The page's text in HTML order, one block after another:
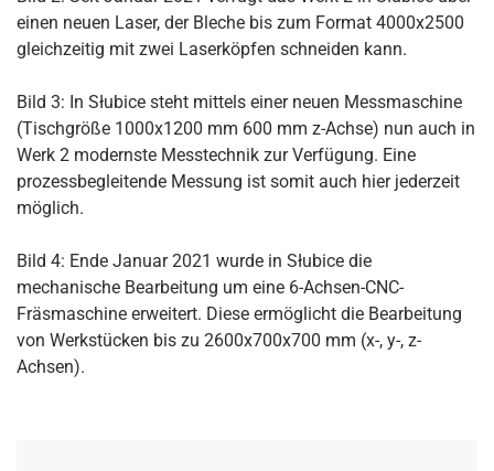
einen neuen Laser, der Bleche bis zum Format 4000x2500
gleichzeitig mit zwei Laserköpfen schneiden kann.
Bild 3: In Słubice steht mittels einer neuen Messmaschine
(Tischgröße 1000x1200 mm 600 mm z-Achse) nun auch in
Werk 2 modernste Messtechnik zur Verfügung. Eine
prozessbegleitende Messung ist somit auch hier jederzeit
möglich.
Bild 4: Ende Januar 2021 wurde in Słubice die
mechanische Bearbeitung um eine 6-Achsen-CNC-
Fräsmaschine erweitert. Diese ermöglicht die Bearbeitung
von Werkstücken bis zu 2600x700x700 mm (x-, y-, z-
Achsen).